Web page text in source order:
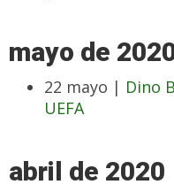
mayo de
22 mayo | Dino
UEFA
abril de 2020